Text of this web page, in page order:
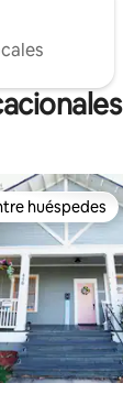
huéspedes
huéspedes